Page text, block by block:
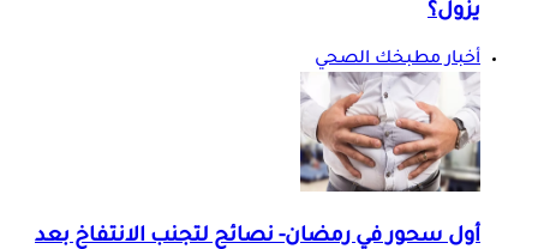
يزول؟
أخبار مطبخك الصحي
أول سحور في رمضان- نصائح لتجنب الانتفاخ بعد